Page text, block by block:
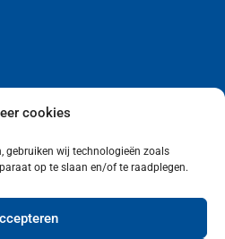
cookies
gebruiken wij technologieën zoals
op te slaan en/of te raadplegen.